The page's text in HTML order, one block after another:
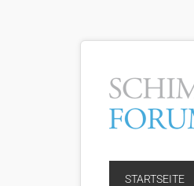
STARTSEITE